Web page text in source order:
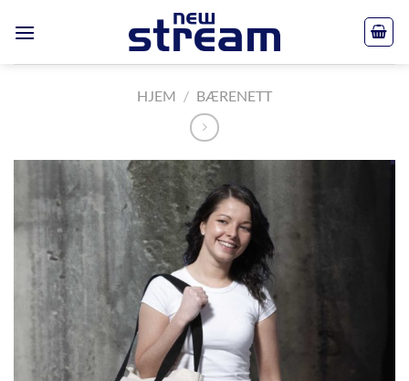
HJEM / BÆRENETT